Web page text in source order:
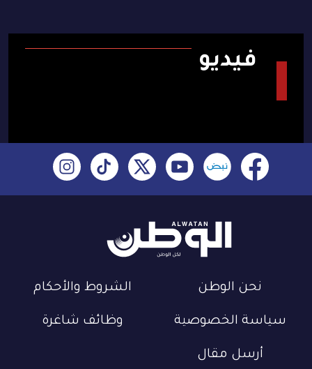
فيديو
نحن الوطن الشروط والأحكام
سياسة الخصوصية وظائف شاغرة
أرسل مقال